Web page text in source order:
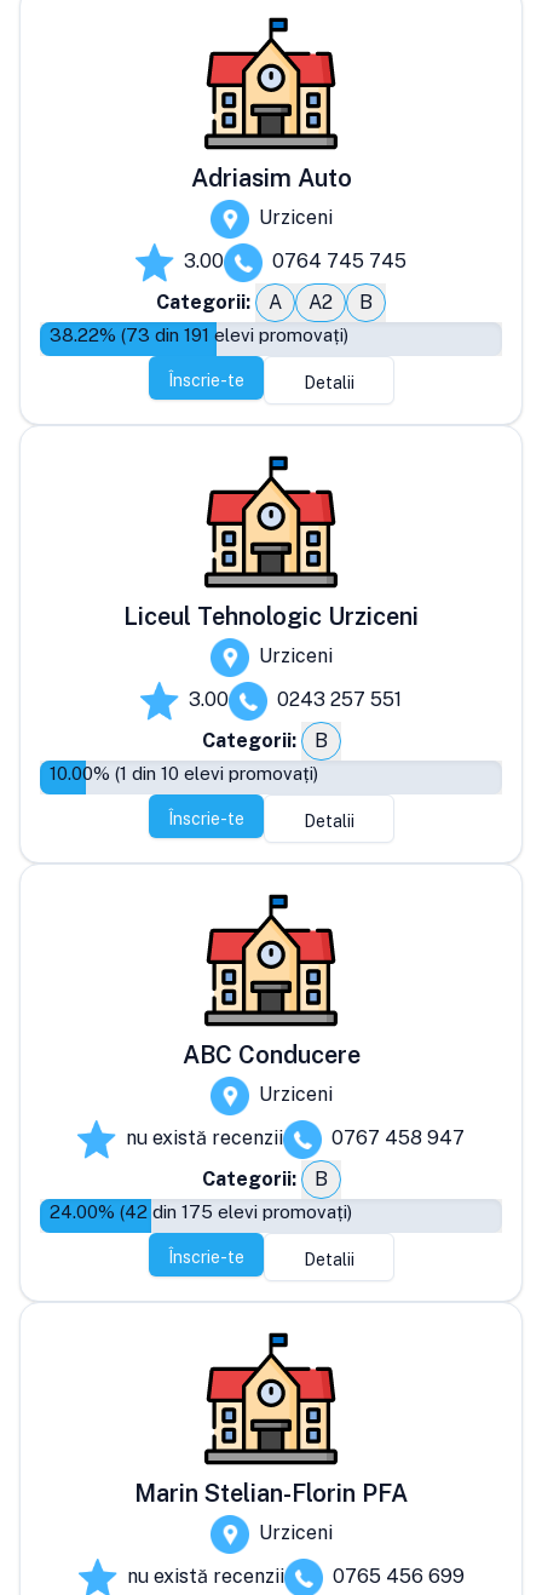
Adriasim Auto
Urziceni
3.00
0764 745 745
Categorii:
A A2 B
38.22% (73 din 191 elevi promovați)
Înscrie-te Detalii
Liceul Tehnologic Urziceni
Urziceni
3.00
0243 257 551
Categorii:
B
10.00% (1 din 10 elevi promovați)
Înscrie-te Detalii
ABC Conducere
Urziceni
nu există recenzii
0767 458 947
Categorii:
B
24.00% (42 din 175 elevi promovați)
Înscrie-te Detalii
Marin Stelian-Florin PFA
Urziceni
nu există recenzii
0765 456 699